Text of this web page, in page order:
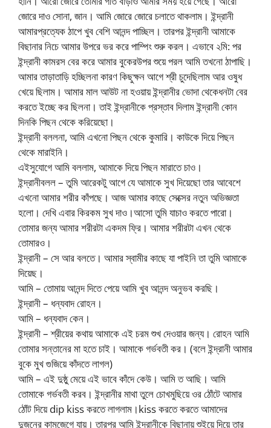
জোরে দাও সোনা, জান। আমি জোরে জোরে চলাতে থাকলাম। ইন্দ্রানী
আমারপ্রত্যেক ঠাপে খুব বেশি আনন্দ পাচ্ছিল। তারপর ইন্দ্রানী আমাকে
বিছানার নিচে আমার উপরে ভর করে পাম্পিং শুরু করল। এভাবে ২মি: পর
ইন্দ্রানী কামরস বের করে আমার বুকেরউপর শুয়ে পরল আমি তখনো ঠাপাছি।
আমার তাড়াতাড়ি হচ্ছিলনা কারণ কিছুক্ষন আগে শ্রী চুদেছিলাম আর ওষুধ
খেয়ে ছিলাম। আমার মাল আউট না হওয়ায় ইন্দ্রানীর ভোদা থেকেধনটা বের
করতে ইচ্ছে কর ছিলনা। তাই ইন্দ্রানীকে প্রস্তাব দিলাম ইন্দ্রানী কোন
দিনকি পিছন থেকে করিয়েছো।
ইন্দ্রানী বললনা, আমি এখনো পিছন থেকে কুমারি। কাউকে দিয়ে পিছন
থেকে মারাইনি।
এইসুযোগে আমি বললাম, আমাকে দিয়ে পিছন মারাতে চাও।
ইন্দ্রানীবলল – তুমি আরেকটু আগে যে আমাকে সুখ দিয়েছো তার আবেশে
এখনো আমার শরীর কাঁপছে। আজ আমার কাছে সেক্সের নতুন অভিজ্ঞতা
হলো। দেখি এবার কিরকম সুখ দাও।আসো তুমি যাচাও করতে পারো।
তোমার জন্য আমার শরীরটা একদম ফ্রি। আমার শরীরটা এখন থেকে
তোমারও।
ইন্দ্রানী – সে আর বলতে। আমার স্বামীর কাছে যা পাইনি তা তুমি আমাকে
দিয়েছ।
আমি – তোমায় আনন্দ দিতে পেয়ে আমি খুব আনন্দ অনুভব করছি।
ইন্দ্রানী – ধন্যবাদ রোহন।
আমি – ধন্যবাদ কেন।
ইন্দ্রানী – শ্রীয়ের কথায় আমাকে এই চরম শুখ দেওয়ার জন্য। রোহন আমি
তোমার সন্তানের মা হতে চাই। আমাকে গর্ভবতী কর। (বলে ইন্দ্রানী আমার
বুকে মুখ গুজিয়ে কাঁদতে লাগল)
আমি – এই দুষ্ঠু মেয়ে এই ভাবে কাঁদে কেউ। আমি ত আছি। আমি
তোমাকে গর্ভবতী করব। ইন্দ্রানীর মাথা তুলে চোখমুছিয়ে ওর ঠোঁটে আমার
ঠোঁট দিয়ে dip kiss করতে লাগলাম।kiss করতে করতে আমাদের
দুজনের কামজেগে যায়। তারপর আমি ইন্দ্রানীকে বিছানায় শুইয়ে দিয়ে তার